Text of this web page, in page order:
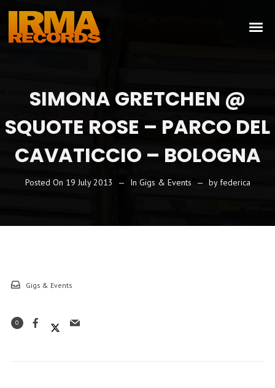
SIMONA GRETCHEN @
SQUOTE ROSE – PARCO DEL
CAVATICCIO – BOLOGNA
Posted On 19 July 2013 In Gigs & Events byfederica
Gigs & Events
0